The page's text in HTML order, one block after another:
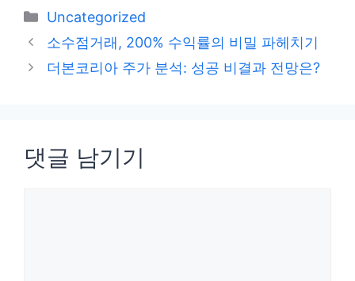
카
테
리
Uncategorized
소수점거래, 200% 수익률의 비밀 파헤치기
더본코리아 주가 분석: 성공 비결과 전망은?
댓글 남기기